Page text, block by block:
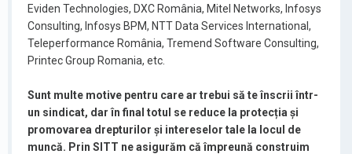
Eviden Technologies, DXC România, Mitel Networks, Infosys
Consulting, Infosys BPM, NTT Data Services International,
Teleperformance România, Tremend Software Consulting,
Printec Group Romania, etc.
Sunt multe motive pentru care ar trebui să te înscrii într-
un sindicat, dar în final totul se reduce la protecția și
promovarea drepturilor și intereselor tale la locul de
muncă. Prin SITT ne asigurăm că împreună construim